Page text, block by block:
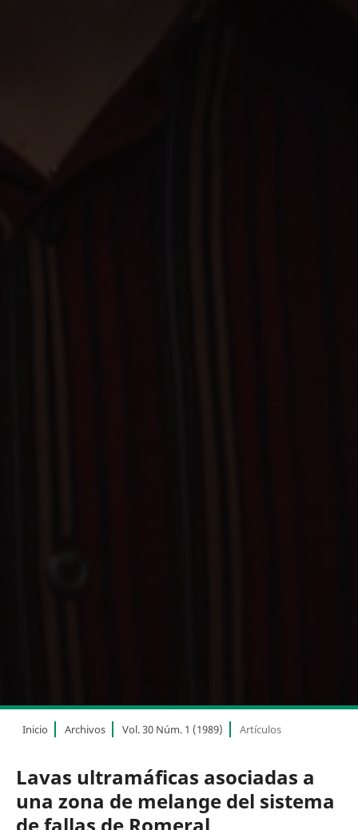
Inicio Archivos Vol. 30 Núm. 1 (1989) Artículos
Lavas ultramáficas asociadas a
una zona de melange del sistema